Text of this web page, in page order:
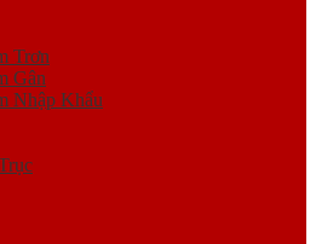
Trơn
Gân
Nhập Khẩu